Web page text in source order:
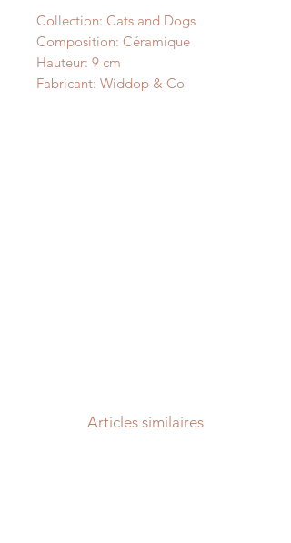
Collection: Cats and Dogs
Composition: Céramique
Hauteur: 9 cm
Fabricant: Widdop & Co
Articles similaires